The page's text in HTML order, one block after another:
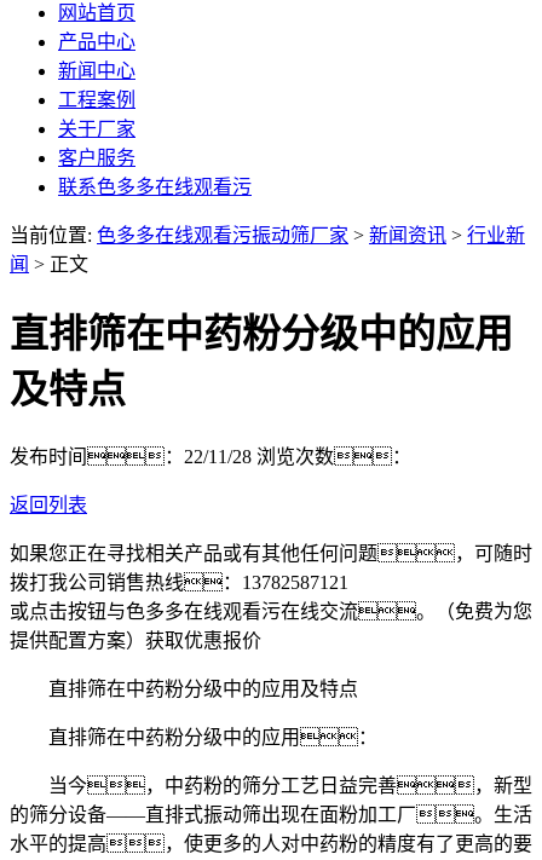
网站首页
产品中心
新闻中心
工程案例
关于厂家
客户服务
联系色多多在线观看污
当前位置: 色多多在线观看污振动筛厂家 > 新闻资讯 > 行业新
闻 > 正文
直排筛在中药粉分级中的应用
及特点
发布时间：22/11/28 浏览次数：
返回列表
如果您正在寻找相关产品或有其他任何问题，可随时
拨打我公司销售热线： 13782587121
或点击按钮与色多多在线观看污在线交流。（免费为您
提供配置方案） 获取优惠报价
直排筛在中药粉分级中的应用及特点
直排筛在中药粉分级中的应用：
当今，中药粉的筛分工艺日益完善，新型
的筛分设备——直排式振动筛出现在面粉加工厂。生活
水平的提高，使更多的人对中药粉的精度有了更高的要